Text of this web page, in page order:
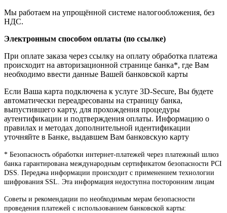
Мы работаем на упрощённой системе налогообложения, без
НДС.
Электронным способом оплаты (по ссылке)
При оплате заказа через ссылку на оплату обработка платежа
происходит на авторизационной странице банка*, где Вам
необходимо ввести данные Вашей банковской карты
Если Ваша карта подключена к услуге 3D-Secure, Вы будете
автоматически переадресованы на страницу банка,
выпустившего карту, для прохождения процедуры
аутентификации и подтверждения оплаты. Информацию о
правилах и методах дополнительной идентификации
уточняйте в Банке, выдавшем Вам банковскую карту
* Безопасность обработки интернет-платежей через платежный шлюз
банка гарантирована международным сертификатом безопасности PCI
DSS. Передача информации происходит с применением технологии
шифрования SSL. Эта информация недоступна посторонним лицам
Советы и рекомендации по необходимым мерам безопасности
проведения платежей с использованием банковской карты: